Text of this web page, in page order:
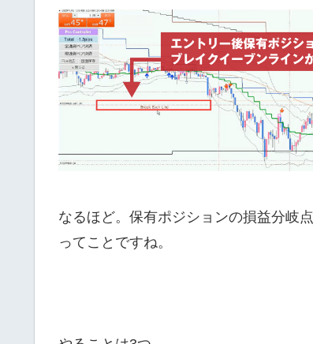
なるほど。保有ポジションの損益分岐点
ってことですね。